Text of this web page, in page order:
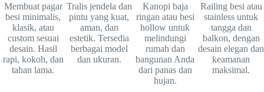
Membuat pagar
besi minimalis,
klasik, atau
custom sesuai
desain. Hasil
rapi, kokoh, dan
tahan lama.
Tralis jendela dan
pintu yang kuat,
aman, dan
estetik. Tersedia
berbagai model
dan ukuran.
Kanopi baja
ringan atau besi
hollow untuk
melindungi
rumah dan
bangunan Anda
dari panas dan
hujan.
Railing besi atau
stainless untuk
tangga dan
balkon, dengan
desain elegan dan
keamanan
maksimal.